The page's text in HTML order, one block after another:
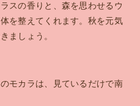
スの香りと、森を思わせるウ
を整えてくれます。秋を元気
ましょう。
モカラは、見ているだけで南